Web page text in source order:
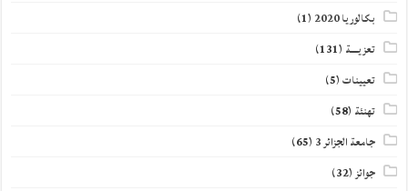
بكالوريا 2020
(1)
تعزيــــة (131)
تعيينات(5)
تهنئة (58)
جامعة الجزائر 3 (65)
جوائز(32)